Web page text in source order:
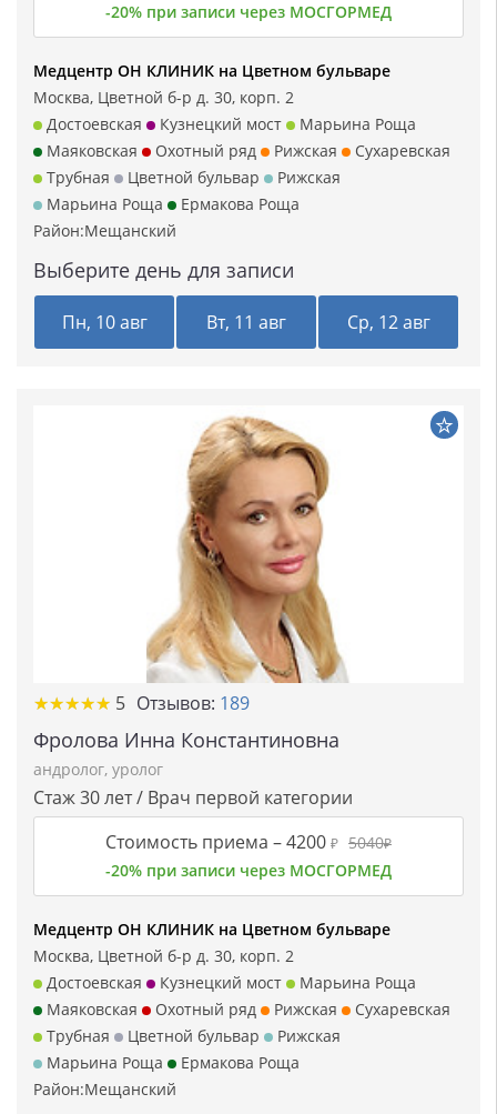
-20% при записи через МОСГОРМЕД
Медцентр ОН КЛИНИК на Цветном бульваре
Москва, Цветной б-р д. 30, корп. 2
Достоевская
Кузнецкий мост
Марьина Роща
Маяковская
Охотный ряд Рижская
Сухаревская
Трубная
Цветной бульвар
Рижская
Марьина Роща
Ермакова Роща
Район:Мещанский
Выберите день для записи
Пн, 10 авг Вт, 11 авг Ср, 12 авг
★★★★★
★★★★★ 5 Отзывов: 189
Фролова Инна Константиновна
андролог, уролог
Стаж 30 лет / Врач первой категории
Стоимость приема –4200 ₽ 5040₽
-20% при записи через МОСГОРМЕД
Медцентр ОН КЛИНИК на Цветном бульваре
Москва, Цветной б-р д. 30, корп. 2
Достоевская
Кузнецкий мост
Марьина Роща
Маяковская
Охотный ряд Рижская
Сухаревская
Трубная
Цветной бульвар
Рижская
Марьина Роща
Ермакова Роща
Район:Мещанский